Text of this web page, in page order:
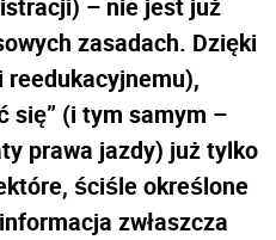
– nie jest już
zasadach. Dzięki
się” (i tym samym –
prawa jazdy) już tylko
ściśle określone
zwłaszcza